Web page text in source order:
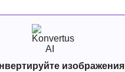
изображения